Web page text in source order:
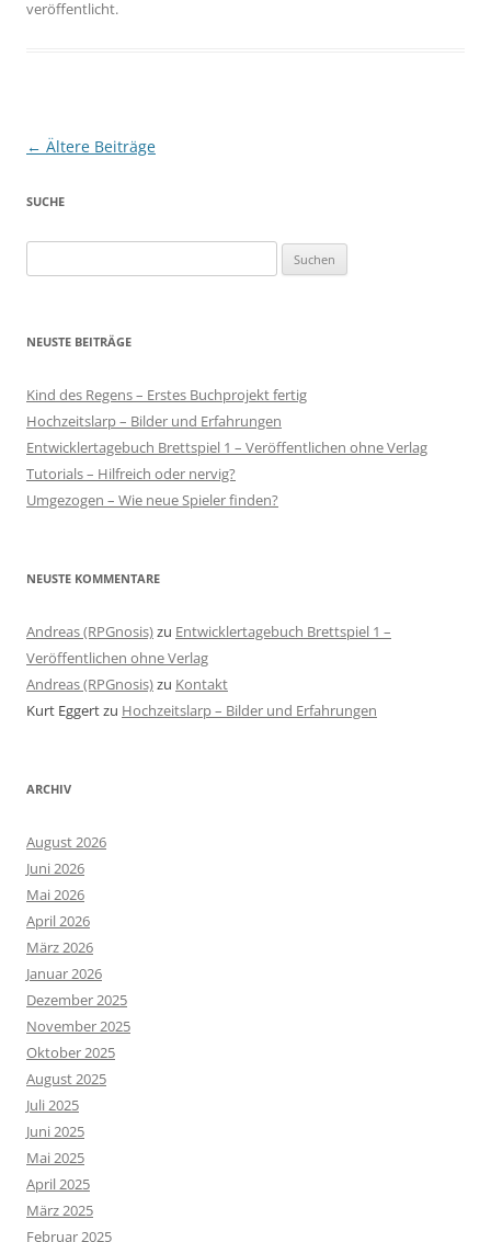
veröffentlicht.
Beitragsnavigation
← Ältere Beiträge
SUCHE
nach:
NEUSTE BEITRÄGE
Kind des Regens – Erstes Buchprojekt fertig
Hochzeitslarp – Bilder und Erfahrungen
Entwicklertagebuch Brettspiel 1 – Veröffentlichen ohne Verlag
Tutorials – Hilfreich oder nervig?
Umgezogen – Wie neue Spieler finden?
NEUSTE KOMMENTARE
Andreas (RPGnosis)zu Entwicklertagebuch Brettspiel 1 –
Veröffentlichen ohne Verlag
Andreas (RPGnosis)zu Kontakt
Kurt Eggertzu Hochzeitslarp – Bilder und Erfahrungen
ARCHIV
August 2026
Juni 2026
Mai 2026
April 2026
März 2026
Januar 2026
Dezember 2025
November 2025
Oktober 2025
August 2025
Juli 2025
Juni 2025
Mai 2025
April 2025
März 2025
Februar 2025